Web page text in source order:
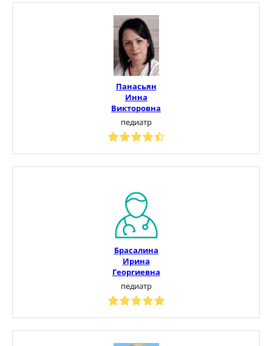
Панасьян
Инна
Викторовна
педиатр
Брасалина
Ирина
Георгиевна
педиатр